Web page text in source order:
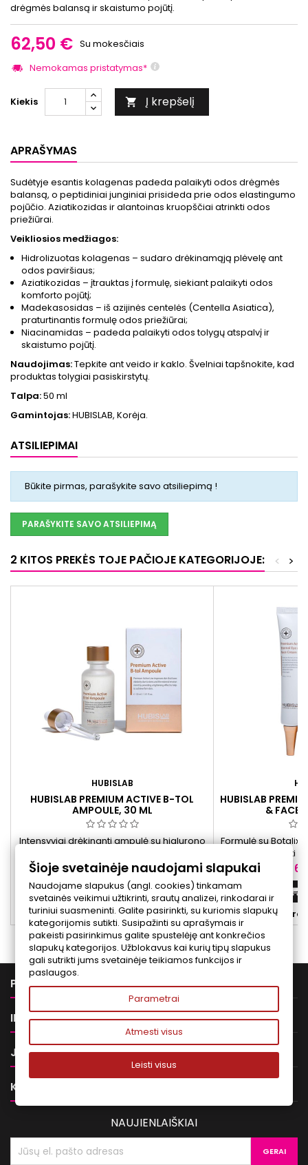
drėgmės balansą ir skaistumo pojūtį.
62,50 € Su mokesčiais
Nemokamas pristatymas*
Kiekis  Į krepšelį
APRAŠYMAS
Sudėtyje esantis kolagenas padeda palaikyti odos drėgmės
balansą, o peptidiniai junginiai prisideda prie odos elastingumo
pojūčio. Aziatikozidas ir alantoinas kruopščiai atrinkti odos
priežiūrai.
Veikliosios medžiagos:
Hidrolizuotas kolagenas – sudaro drėkinamąją plėvelę ant
odos paviršiaus;
Aziatikozidas – įtrauktas į formulę, siekiant palaikyti odos
komforto pojūtį;
Madekasosidas – iš azijinės centelės (Centella Asiatica),
praturtinantis formulę odos priežiūrai;
Niacinamidas – padeda palaikyti odos tolygų atspalvį ir
skaistumo pojūtį.
Naudojimas:Tepkite ant veido ir kaklo. Švelniai tapšnokite, kad
produktas tolygiai pasiskirstytų.
Talpa:50 ml
Gamintojas:HUBISLAB, Korėja.
ATSILIEPIMAI
Būkite pirmas, parašykite savo atsiliepimą !
PARAŠYKITE SAVO ATSILIEPIMĄ
2 KITOS PREKĖS TOJE PAČIOJE KATEGORIJOJE: >
<
HUBISLAB
HUBISLAB PREMIUM ACTIVE B-TOL
AMPOULE, 30 ML
Intensyviai drėkinanti ampulė su hialurono
ramina odą ir skatina jos regeneraciją.
Kaina
51,50 €
 Į krepšelį
Yra sandėlyje
HUBISLAB
& FACE
Formulė su
padeda palaikyti
komforto pojūtį.
baltymo


PREKĖS 
INFORMACIJA 
JŪSŲ PASKYRA 
KONTAKTAI
NAUJIENLAIŠKIAI
Šioje svetainėje naudojami slapukai
Naudojame slapukus (angl. cookies) tinkamam
svetainės veikimui užtikrinti, srautų analizei, rinkodarai ir
turiniui suasmeninti. Galite pasirinkti, su kuriomis slapukų
kategorijomis sutikti. Susipažinti su aprašymais ir
pakeisti pasirinkimus galite spustelėję ant konkrečios
slapukų kategorijos. Užblokavus kai kurių tipų slapukus
gali sutrikti jums svetainėje teikiamos funkcijos ir
paslaugos.
Parametrai
Atmesti visus
Leisti visus